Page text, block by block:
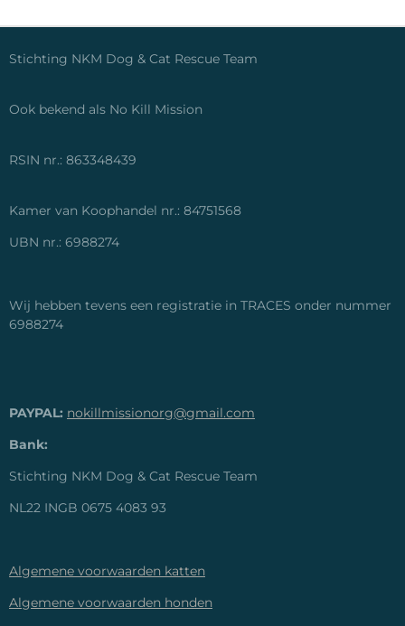
Stichting NKM Dog & Cat Rescue Team
Ook bekend als No Kill Mission
RSIN nr.: 863348439
Kamer van Koophandel nr.: 84751568
UBN nr.: 6988274
Wij hebben tevens een registratie in TRACES onder nummer
6988274
PAYPAL: nokillmissionorg@gmail.com
Bank:
Stichting NKM Dog & Cat Rescue Team
NL22 INGB 0675 4083 93
Algemene voorwaarden katten
Algemene voorwaarden honden